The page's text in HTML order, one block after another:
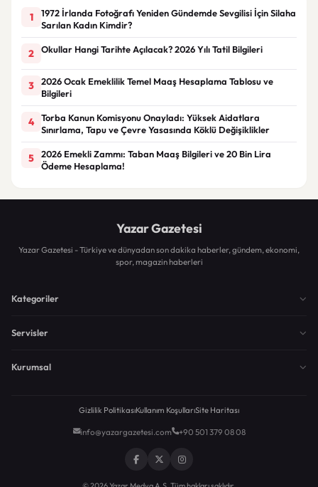
1
1972 İrlanda Fotoğrafı Yeniden Gündemde Sevgilisi İçin Silaha
Sarılan Kadın Kimdir?
2 Okullar Hangi Tarihte Açılacak? 2026 Yılı Tatil Bilgileri
3
2026 Ocak Emeklilik Temel Maaş Hesaplama Tablosu ve
Bilgileri
4
Torba Kanun Komisyonu Onayladı: Yüksek Aidatlara
Sınırlama, Tapu ve Çevre Yasasında Köklü Değişiklikler
5
2026 Emekli Zammı: Taban Maaş Bilgileri ve 20 Bin Lira
Ödeme Hesaplama!
Yazar Gazetesi
Yazar Gazetesi - Türkiye ve dünyadan son dakika haberler, gündem, ekonomi,
spor, magazin haberleri
Kategoriler
Servisler
Kurumsal
Gizlilik PolitikasıKullanım KoşullarıSite Haritası
info@yazargazetesi.com +90 501 379 08 08